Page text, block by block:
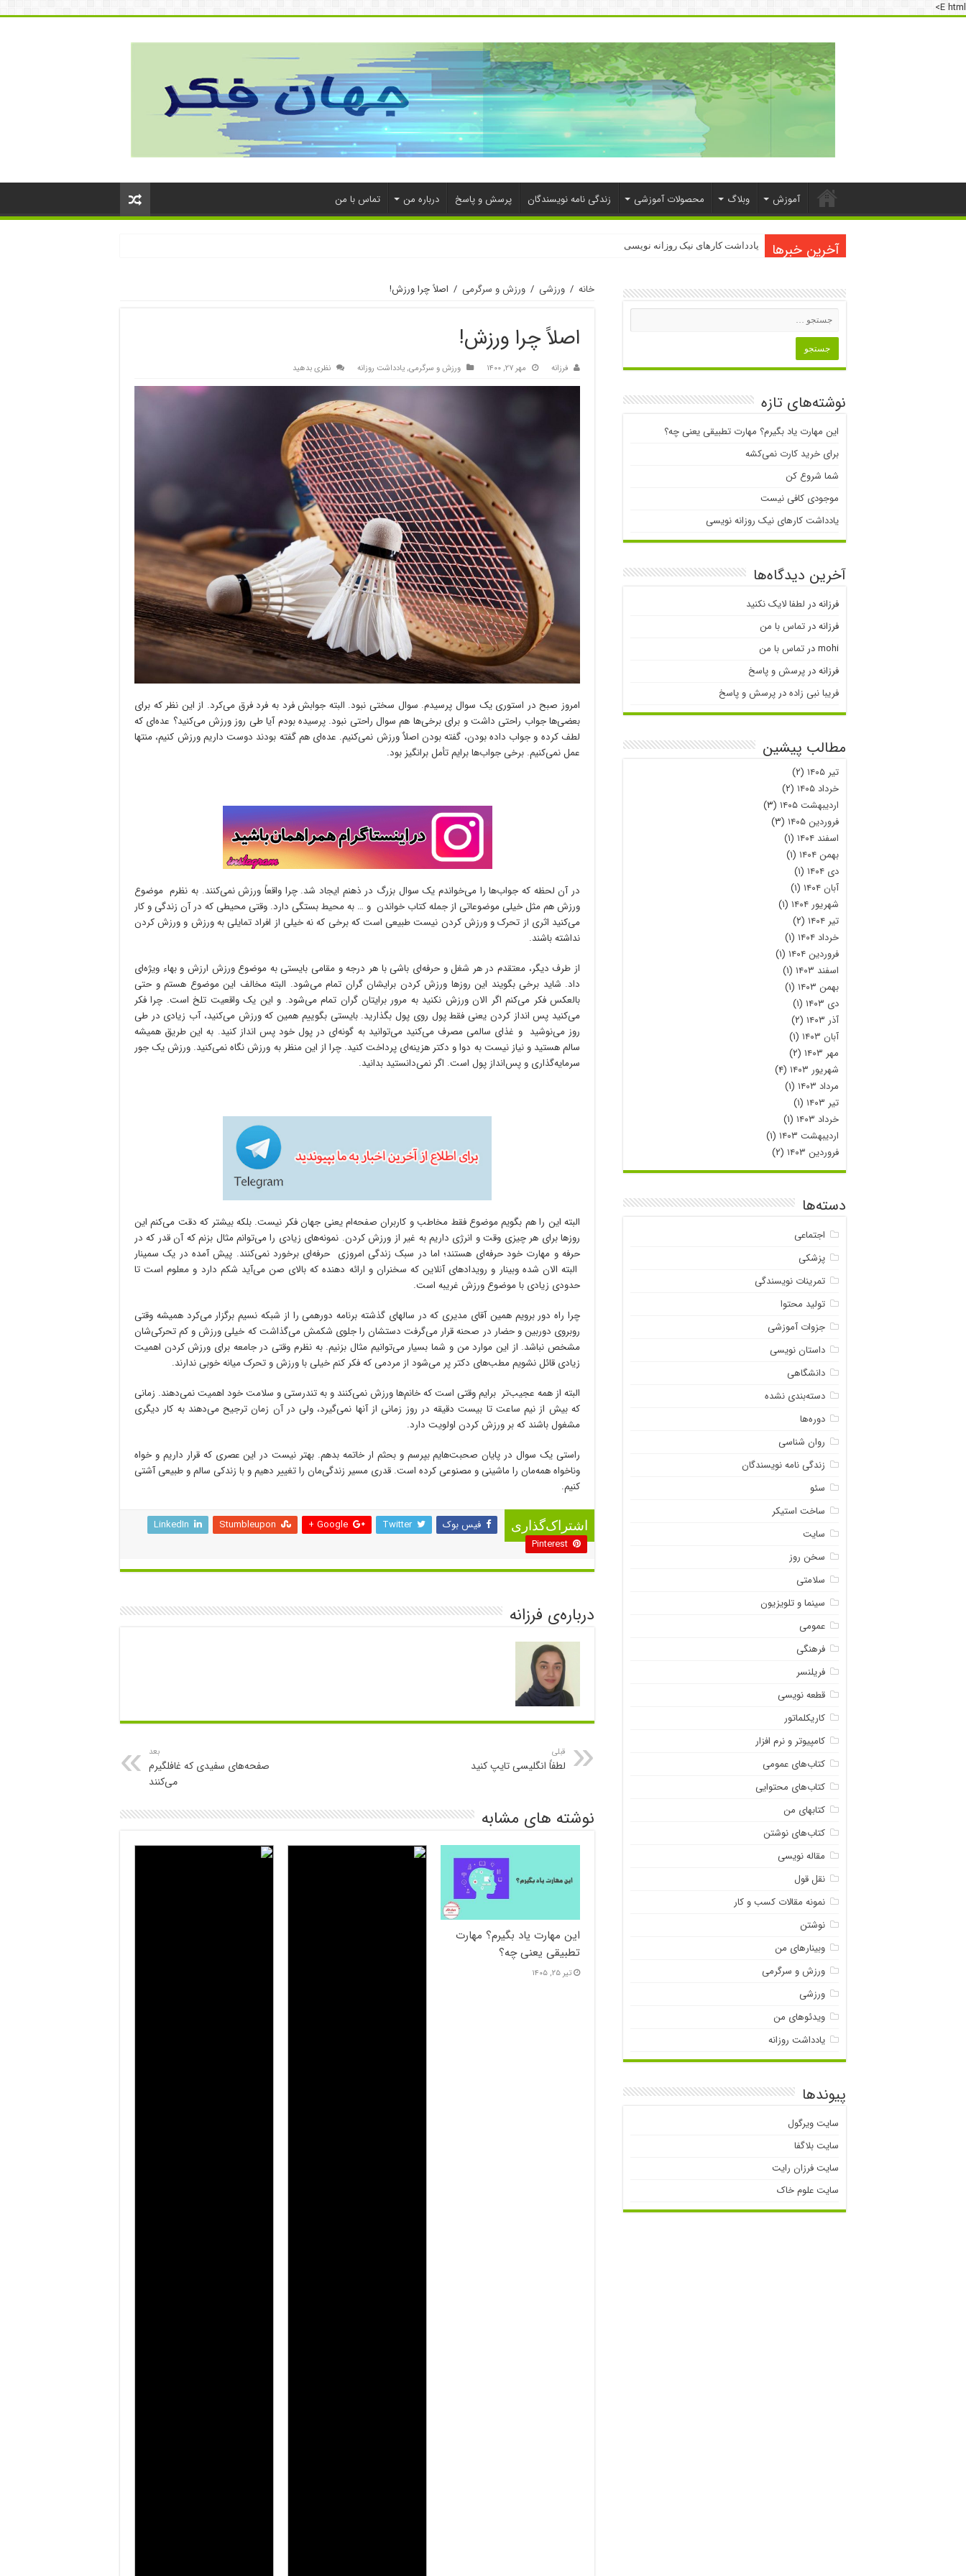
E html>
آموزش وبلاگ محصولات آموزشی زندگی نامه نویسندگان پرسش و پاسخ درباره من تماس با من
آخرین خبرها یادداشت کارهای نیک روزانه نویسی
دسترسی به اینترنت پرو
خانه / ورزشی / ورزش و سرگرمی / اصلاً چرا ورزش!
اصلاً چرا ورزش!
فرزانه مهر ۲۷, ۱۴۰۰ ورزش و سرگرمی,یادداشت روزانه نظری بدهید
امروز صبح در استوری یک سوال پرسیدم. سوال سختی نبود. البته جوابش فرد به فرد فرق می‌کرد. از این نظر که برای
بعضی‌ها جواب راحتی داشت و برای برخی‌ها هم سوال راحتی نبود. پرسیده بودم آیا طی روز ورزش می‌کنید؟ عده‌‌ای که
لطف کرده و جواب داده بودن، گفته بودن اصلاٌ ورزش نمی‌کنیم. عده‌ای هم گفته بودند دوست داریم ورزش کنیم، منتها
عمل نمی‌کنیم. برخی جواب‌ها برایم تأمل برانگیز بود.
در آن لحظه که جواب‌ها را می‌خواندم یک سوال بزرگ در ذهنم ایجاد شد. چرا واقعاً ورزش نمی‌کنند. به نظرم موضوع
ورزش هم مثل خیلی موضوعاتی از جمله کتاب خواندن و … به محیط بستگی دارد. وقتی محیطی که در آن زندگی و کار
می‌کنید اثری از تحرک و ورزش کردن نیست طبیعی است که برخی که نه خیلی از افراد تمایلی به ورزش و ورزش کردن
نداشته باشند.
از طرف دیگر، معتقدم در هر شغل و حرفه‌ای باشی با هر درجه و مقامی بایستی به موضوع ورزش ارزش و بهاء ویژه‌ای
داد. شاید برخی بگویند این روزها ورزش کردن برایشان گران تمام می‌شود. البته مخالف این موضوع هستم و حتی
بالعکس فکر می‌کنم اگر الان ورزش نکنید به مرور برایتان گران تمام می‌شود. و این یک واقعیت تلخ است. چرا فکر
می‌کنید پس انداز کردن یعنی فقط پول روی پول بگذارید. بایستی بگوییم همین که ورزش می‌کنید، آب زیادی در طی
روز می‌نوشید و غذای سالمی مصرف می‌کنید می‌توانید به گونه‌ای در پول خود پس ‌انداز کنید. به این طریق همیشه
سالم هستید و نیاز نیست به دوا و دکتر هزینه‌ای پرداخت کنید. چرا از این منظر به ورزش نگاه نمی‌کنید. ورزش یک جور
سرمایه‌گذاری و پس‌انداز پول است. اگر نمی‌دانستید بدانید.
البته این را هم بگویم موضوع فقط مخاطب و کاربران صفحه‌ام یعنی جهان فکر نیست. بلکه بیشتر که دقت می‌کنم این
روزها برای هر چیزی وقت و انرژی داریم به غیر از ورزش کردن. نمونه‌های زیادی را می‌توانم مثال بزنم که آن قدر که در
حرفه و مهارت خود حرفه‌ای هستند؛ اما در سبک زندگی امروزی حرفه‌ای برخورد نمی‌کنند. پیش آمده در یک سمینار
البته الان شده وبینار و رویدادهای آنلاین که سخنران و ارائه دهنده که بالای صن می‌آید شکم دارد و معلوم است تا
حدودی زیادی با موضوع ورزش غریبه است.
چرا راه دور برویم همین آقای مدیری که در سالهای گذشته برنامه دورهمی را از شبکه نسیم برگزار می‌کرد همیشه وقتی
روبروی دوربین و حضار در صحنه قرار می‌گرفت دستشان را جلوی شکمش می‌گذاشت که خیلی ورزش و کم تحرکی‌شان
مشخص نباشد. از این موارد من و شما بسیار می‌توانیم مثال بزنیم. به نظرم وقتی در جامعه برای ورزش کردن اهمیت
زیادی قائل نشویم مطب‌های دکتر پر می‌شود از مردمی که فکر کنم خیلی با ورزش و تحرک میانه خوبی ندارند.
البته از همه عجیب‌تر برایم وقتی است که خانم‌ها ورزش نمی‌کنند و به تندرستی و سلامت خود اهمیت نمی‌دهند. زمانی
که بیش از نیم ساعت تا بیست دقیقه در روز زمانی از آنها نمی‌گیرد، ولی در آن زمان ترجیح می‌دهند به کار دیگری
مشغول باشند که بر ورزش کردن اولویت دارد.
راستی یک سوال در پایان صحبت‌هایم بپرسم و بحثم ار خاتمه بدهم. بهتر نیست در این عصری که قرار داریم و خواه
وناخواه همه‌مان را ماشینی و مصنوعی کرده است. قدری مسیر زندگی‌مان را تغییر دهیم و با زندکی سالم و طبیعی آشتی
کنیم.
اشتراک‌گذاری فیس بوک Twitter
Google +
Stumbleupon
LinkedIn
Pinterest
درباره‌ی فرزانه
قبلی
لطفاً انگلیسی تایپ کنید
بعد
صفحه‌های سفیدی که غافلگیرم
می‌کنند
نوشته های مشابه
این مهارت یاد بگیرم؟ مهارت
تطبیقی یعنی چه؟
تیر ۲۵, ۱۴۰۵
نوشته‌های تازه
این مهارت یاد بگیرم؟ مهارت تطبیقی یعنی چه؟
برای خرید کارت نمی‌‌کشه
شما شروع کن
موجودی کافی نیست
یادداشت کارهای نیک روزانه نویسی
آخرین دیدگاه‌ها
فرزانهدر لطفا لایک نکنید
فرزانهدر تماس با من
mohiدر تماس با من
فرزانهدر پرسش و پاسخ
فریبا نبی زادهدر پرسش و پاسخ
مطالب پیشین
تیر ۱۴۰۵
(۲)
خرداد ۱۴۰۵
(۲)
اردیبهشت ۱۴۰۵
(۳)
فروردین ۱۴۰۵
(۳)
اسفند ۱۴۰۴
(۱)
بهمن ۱۴۰۴
(۱)
دی ۱۴۰۴
(۱)
آبان ۱۴۰۴
(۱)
شهریور ۱۴۰۴
(۱)
تیر ۱۴۰۴
(۲)
خرداد ۱۴۰۴
(۱)
فروردین ۱۴۰۴
(۱)
اسفند ۱۴۰۳
(۱)
بهمن ۱۴۰۳
(۱)
دی ۱۴۰۳
(۱)
آذر ۱۴۰۳
(۲)
آبان ۱۴۰۳
(۱)
مهر ۱۴۰۳
(۲)
شهریور ۱۴۰۳
(۴)
مرداد ۱۴۰۳
(۱)
تیر ۱۴۰۳
(۱)
خرداد ۱۴۰۳
(۱)
اردیبهشت ۱۴۰۳
(۱)
فروردین ۱۴۰۳
(۲)
دسته‌ها
اجتماعی
پزشکی
تمرینات نویسندگی
تولید محتوا
جزوات آموزشی
داستان نویسی
دانشگاهی
دسته‌بندی نشده
دوره‌ها
روان شناسی
زندگی نامه نویسندگان
سئو
ساخت استیکر
سایت
سخن روز
سلامتی
سینما و تلویزیون
عمومی
فرهنگی
فریلنسر
قطعه نویسی
کاریکلماتور
کامپیوتر و نرم افزار
کتاب‌های عمومی
کتاب‌های محتوایی
کتابهای من
کتاب‌های نوشتن
مقاله نویسی
نقل قول
نمونه مقالات کسب و کار
نوشتن
وبینارهای من
ورزش و سرگرمی
ورزشی
ویدئوهای من
یادداشت روزانه
پیوندها
سایت ویرگول
سایت بلاگفا
سایت فرزان رایت
سایت علوم خاک